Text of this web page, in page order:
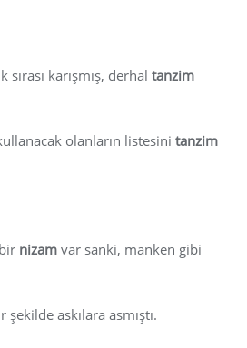
karışmış, derhal tanzim
olanların listesini tanzim
nizam var sanki, manken gibi
şekilde askılara asmıştı.